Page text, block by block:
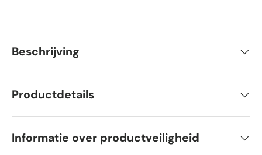
Beschrijving
Productdetails
Informatie over productveiligheid